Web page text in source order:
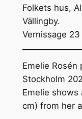
Folkets hus,
Vällingby.
Vernissage
Emelie
Stockholm
Emelie
cm) from her